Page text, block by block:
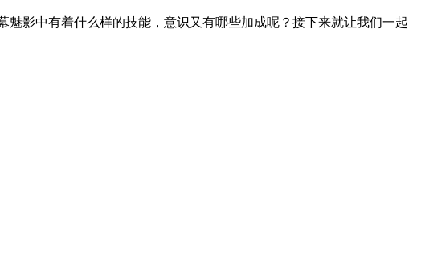
影中有着什么样的技能，意识又有哪些加成呢？接下来就让我们一起